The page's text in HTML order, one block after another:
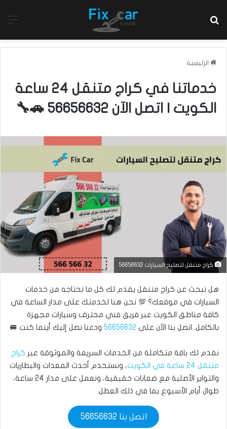
الرئيسية
خدماتنا في كراج متنقل 24 ساعة
الكويت | اتصل الآن 56656632 🚗🔧
كراج متنقل لتصليح السيارات 56656632
هل تبحث عن كراج متنقل يقدم لك كل ما تحتاجه من خدمات
السيارات في موقعك؟ 💯 نحن هنا لخدمتك على مدار الساعة في
كافة مناطق الكويت عبر فريق فني محترف وسيارات مجهزة
بالكامل. اتصل بنا الآن على 56656632 ودعنا نصل إليك أينما كنت 🚐
نقدم لك باقة متكاملة من الخدمات السريعة والموثوقة عبر كراج
متنقل 24 ساعة في الكويت
، ونستخدم أحدث المعدات والبطاريات
والتواير الأصلية مع ضمانات حقيقية، ونعمل على مدار 24 ساعة،
طوال أيام الأسبوع بما في ذلك العطل.
اتصل بنا 56656632